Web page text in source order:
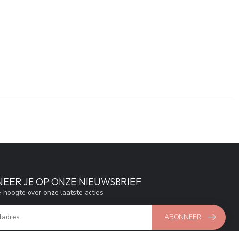
JE OP ONZE NIEUWSBRIEF
hoogte over onze laatste acties
ABONNEER